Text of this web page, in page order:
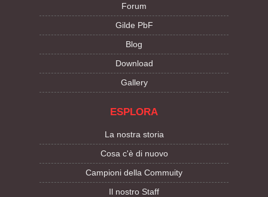
Forum
Gilde PbF
Blog
Download
Gallery
ESPLORA
La nostra storia
Cosa c'è di nuovo
Campioni della Commuity
Il nostro Staff